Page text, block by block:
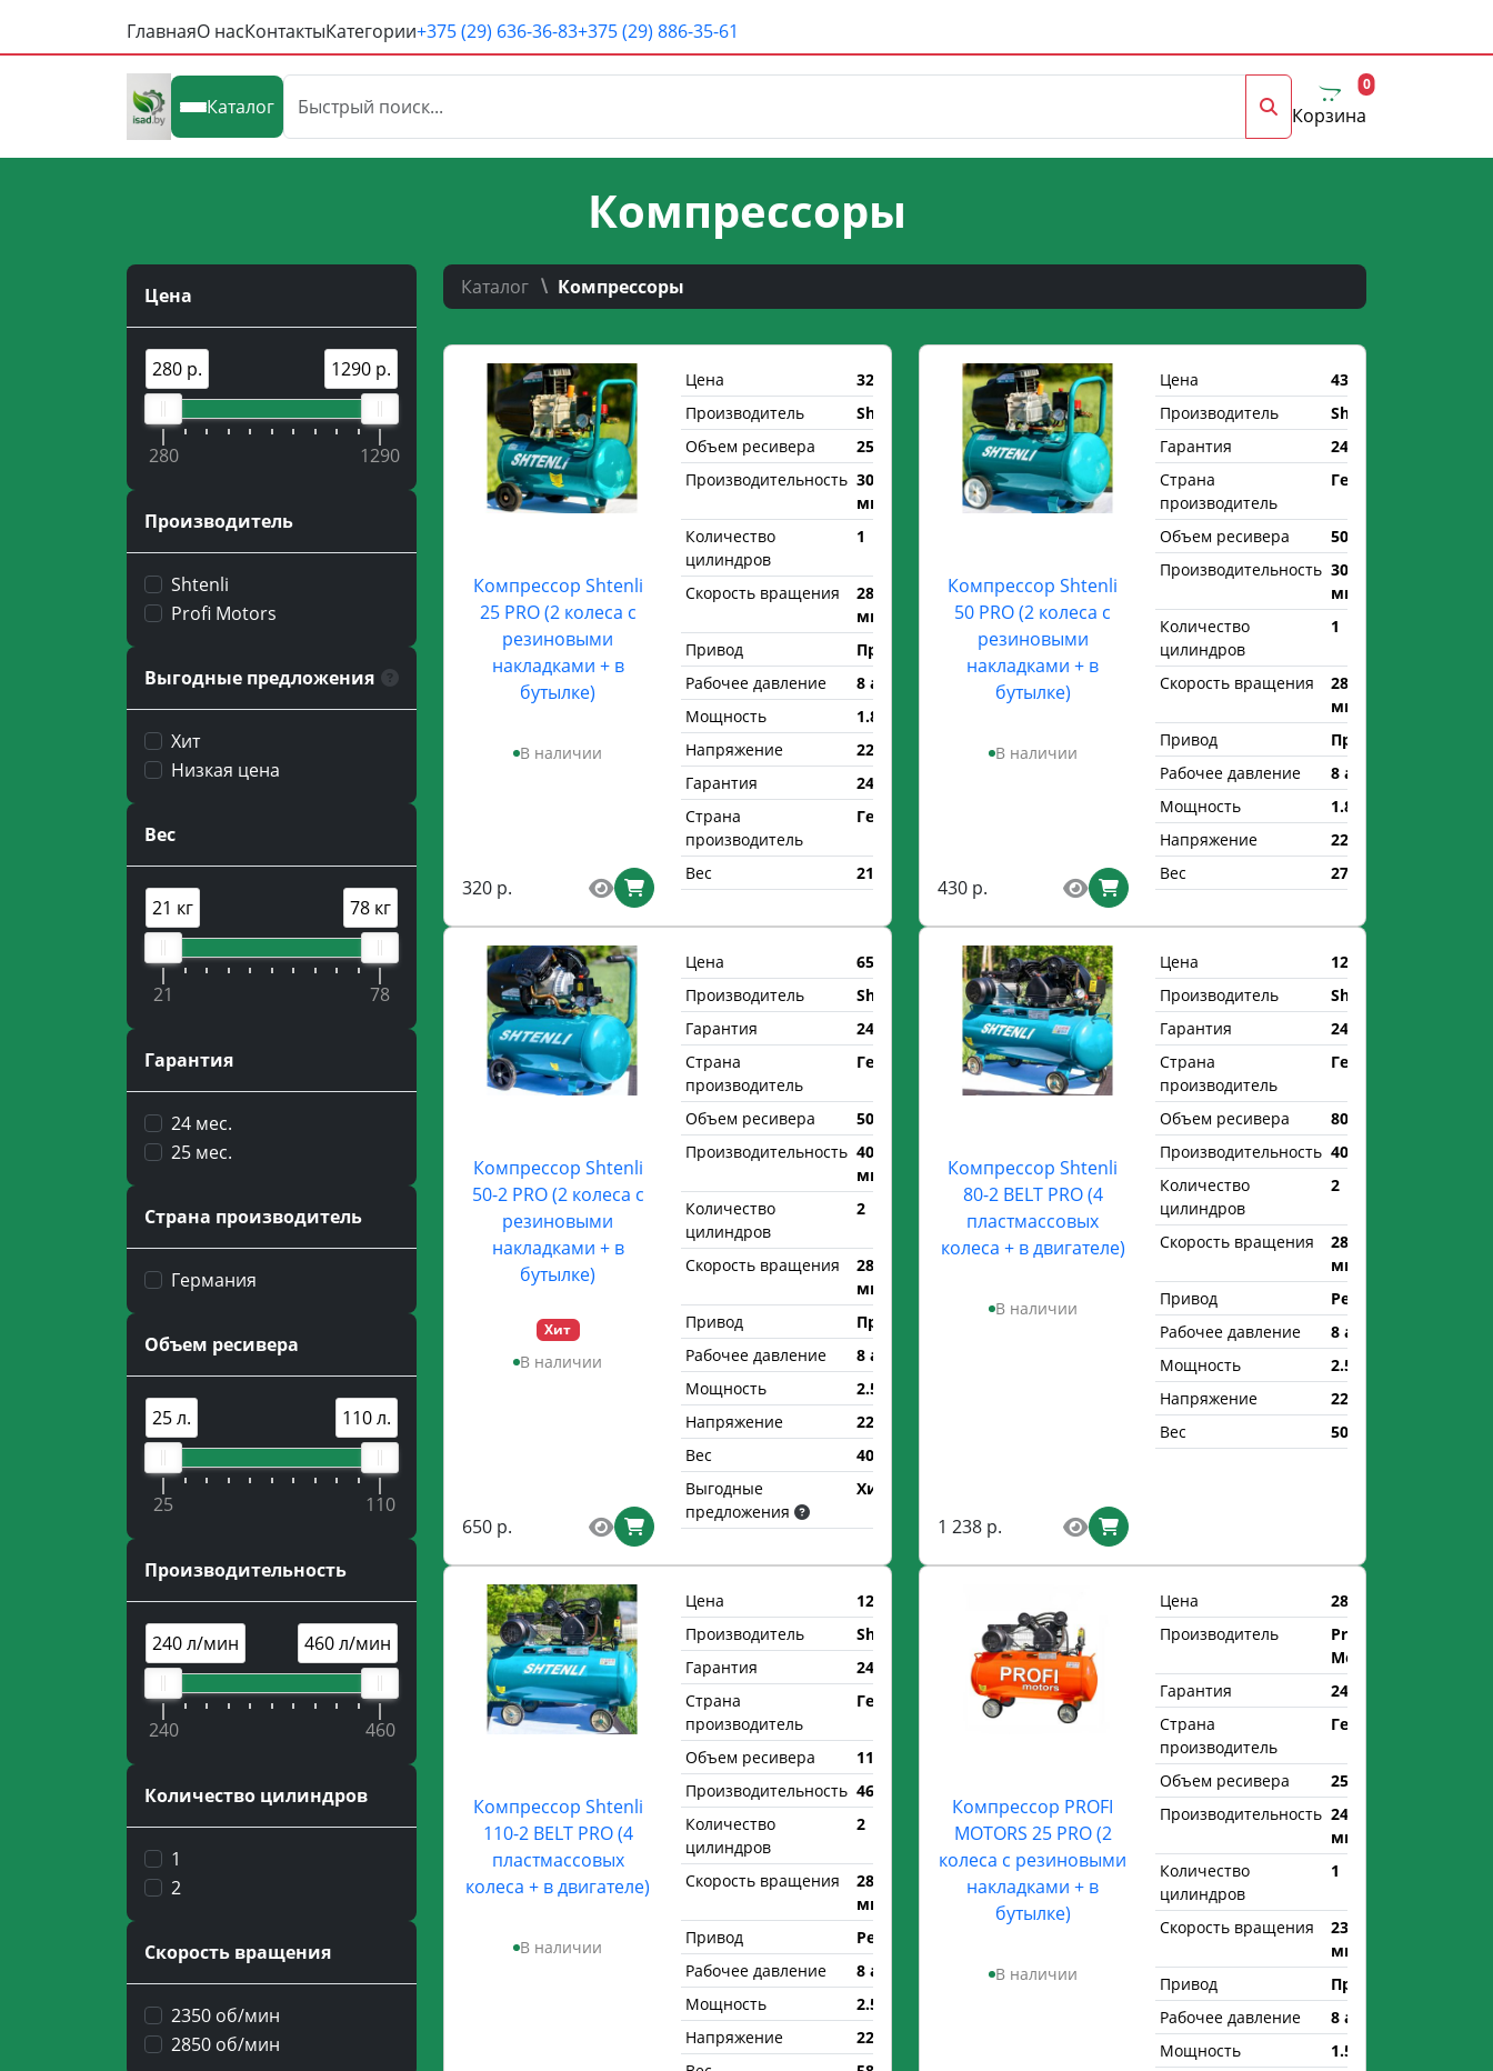
ГлавнаяО насКонтактыКатегории+375 (29) 636-36-83+375 (29) 886-35-61
Каталог Корзина
0
Компрессоры
Цена
280 р. 1290 р.
280 1290
Производитель
Shtenli
Profi Motors
Выгодные предложения
Хит
Низкая цена
Вес
21 кг 78 кг
21 78
Гарантия
24 мес.
25 мес.
Страна производитель
Германия
Объем ресивера
25 л. 110 л.
25 110
Производительность
240 л/мин 460 л/мин
240 460
Количество цилиндров
1
2
Скорость вращения
2350 об/мин
2850 об/мин
Каталог Компрессоры
Компрессор Shtenli
25 PRO (2 колеса с
резиновыми
накладками + в
бутылке)
В наличии
320 р.
Цена
320 р.
Производитель
Shtenli
Объем ресивера
25 л.
Производительность 300 л/
мин
Количество
цилиндров
1
Скорость вращения
2850 об/
мин
Привод
Прямой
Рабочее давление
8 атм.
Мощность
1.8 кВт
Напряжение
220 В
Гарантия
24 мес.
Страна
производитель
Германия
Вес 21 кг
Компрессор Shtenli
50 PRO (2 колеса с
резиновыми
накладками + в
бутылке)
В наличии
430 р.
Цена
430 р.
Производитель
Shtenli
Гарантия
24 мес.
Страна
производитель
Германия
Объем ресивера
50 л.
Производительность 300 л/
мин
Количество
цилиндров
1
Скорость вращения
2850 об/
мин
Привод
Прямой
Рабочее давление
8 атм.
Мощность
1.8 кВт
Напряжение
220 В
Вес
27 кг
Компрессор Shtenli
50-2 PRO (2 колеса с
резиновыми
накладками + в
бутылке)
Хит
В наличии
650 р.
Цена
650 р.
Производитель
Shtenli
Гарантия
24 мес.
Страна
производитель
Германия
Объем ресивера
50 л.
Производительность 400 л/
мин
Количество
цилиндров
2
Скорость вращения
2850 об/
мин
Привод
Прямой
Рабочее давление
8 атм.
Мощность
2.5 кВт
Напряжение
220 В
Вес
40 кг
Выгодные
предложения
Хит
Компрессор Shtenli
80-2 BELT PRO (4
пластмассовых
колеса + в двигателе)
В наличии
1 238 р.
Цена
1238 р.
Производитель
Shtenli
Гарантия
24 мес.
Страна
производитель
Германия
Объем ресивера
80 л.
Производительность 400 л/мин
Количество
цилиндров
2
Скорость вращения
2850 об/
мин
Привод
Ременной
Рабочее давление
8 атм.
Мощность
2.5 кВт
Напряжение
220 В
Вес
50 кг
Компрессор Shtenli
110-2 BELT PRO (4
пластмассовых
колеса + в двигателе)
В наличии
Цена
1290 р.
Производитель
Shtenli
Гарантия
24 мес.
Страна
производитель
Германия
Объем ресивера
110 л.
Производительность 460 л/мин
Количество
цилиндров
2
Скорость вращения
2850 об/
мин
Привод
Ременной
Рабочее давление
8 атм.
Мощность
2.5 кВт
Напряжение
220 В
Компрессор PROFI
MOTORS 25 PRO (2
колеса с резиновыми
накладками + в
бутылке)
В наличии
Цена
280 р.
Производитель
Profi
Motors
Гарантия
24 мес.
Страна
производитель
Германия
Объем ресивера
25 л.
Производительность 240 л/
мин
Количество
цилиндров
1
Скорость вращения
2350 об/
мин
Привод
Прямой
Рабочее давление
8 атм.
Мощность
1.5 кВт